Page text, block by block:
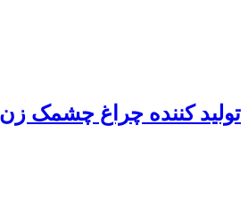
کننده چراغ چشمک زن